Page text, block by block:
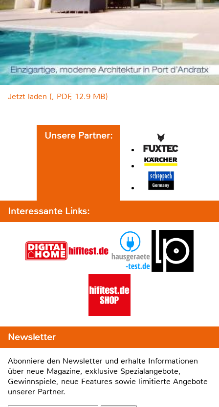
Jetzt laden (, PDF, 12.9 MB)
Unsere Partner:
Interessante Links:
Newsletter
Abonniere den Newsletter und erhalte Informationen
über neue Magazine, exklusive Spezialangebote,
Gewinnspiele, neue Features sowie limitierte Angebote
unserer Partner.